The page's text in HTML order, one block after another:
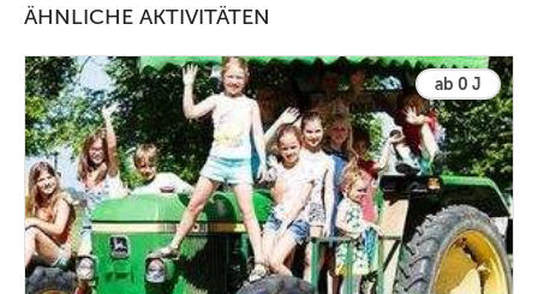
ÄHNLICHE AKTIVITÄTEN
ab 0 J